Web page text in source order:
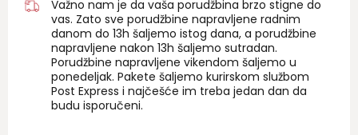
Važno nam je da vaša porudžbina brzo stigne do
vas. Zato sve porudžbine napravljene radnim
danom do 13h šaljemo istog dana, a porudžbine
napravljene nakon 13h šaljemo sutradan.
Porudžbine napravljene vikendom šaljemo u
ponedeljak. Pakete šaljemo kurirskom službom
Post Express i najčešće im treba jedan dan da
budu isporučeni.